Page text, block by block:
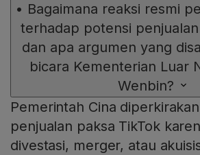
• Bagaimana reaksi resmi
terhadap potensi
dan apa argumen yang
bicara Kementerian Luar
Wenbin?
Pemerintah Cina
penjualan paksa TikTok
divestasi, merger, atau